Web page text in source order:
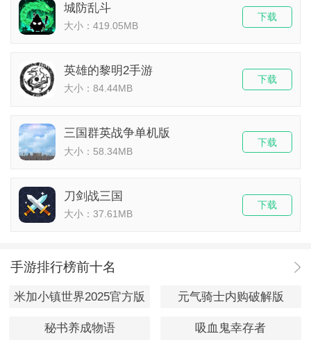
城防乱斗
大小：419.05MB
下载
英雄的黎明2手游
大小：84.44MB
下载
三国群英战争单机版
大小：58.34MB
下载
刀剑战三国
大小：37.61MB
下载
手游排行榜前十名
米加小镇世界2025官方版 元气骑士内购破解版
秘书养成物语 吸血鬼幸存者